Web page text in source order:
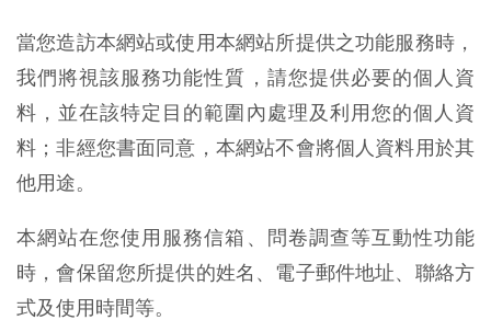
當您造訪本網站或使用本網站所提供之功能服務時，
我們將視該服務功能性質，請您提供必要的個人資
料，並在該特定目的範圍內處理及利用您的個人資
料；非經您書面同意，本網站不會將個人資料用於其
他用途。
本網站在您使用服務信箱、問卷調查等互動性功能
時，會保留您所提供的姓名、電子郵件地址、聯絡方
式及使用時間等。